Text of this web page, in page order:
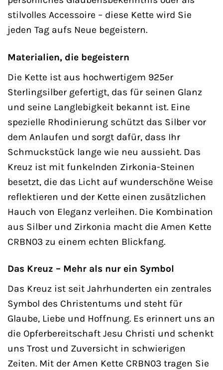
stilvolles Accessoire – diese Kette wird Sie
jeden Tag aufs Neue begeistern.
Materialien, die begeistern
Die Kette ist aus hochwertigem 925er
Sterlingsilber gefertigt, das für seinen Glanz
und seine Langlebigkeit bekannt ist. Eine
spezielle Rhodinierung schützt das Silber vor
dem Anlaufen und sorgt dafür, dass Ihr
Schmuckstück lange wie neu aussieht. Das
Kreuz ist mit funkelnden Zirkonia-Steinen
besetzt, die das Licht auf wunderschöne Weise
reflektieren und der Kette einen zusätzlichen
Hauch von Eleganz verleihen. Die Kombination
aus Silber und Zirkonia macht die Amen Kette
CRBN03 zu einem echten Blickfang.
Das Kreuz – Mehr als nur ein Symbol
Das Kreuz ist seit Jahrhunderten ein zentrales
Symbol des Christentums und steht für
Glaube, Liebe und Hoffnung. Es erinnert uns an
die Opferbereitschaft Jesu Christi und schenkt
uns Trost und Zuversicht in schwierigen
Zeiten. Mit der Amen Kette CRBN03 tragen Sie